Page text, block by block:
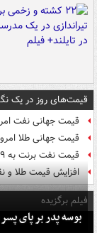
قیمت‌های روز در یک
قیمت جهانی نفت امروز ۱۶
قیمت جهانی طلا امروز ۱۵
قیمت نفت برنت به ۷۹ دلار رسید
افزایش قیمت طلا و
فیلم برگزیده
بوسه‌ پدر بر پای